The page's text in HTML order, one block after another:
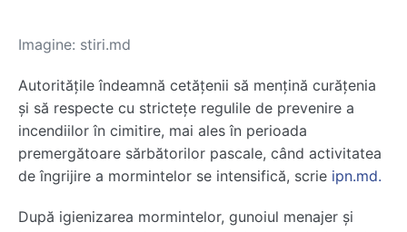
Imagine: stiri.md
Autoritățile îndeamnă cetățenii să mențină curățenia
și să respecte cu strictețe regulile de prevenire a
incendiilor în cimitire, mai ales în perioada
premergătoare sărbătorilor pascale, când activitatea
de îngrijire a mormintelor se intensifică, scrie ipn.md.
După igienizarea mormintelor, gunoiul menajer și